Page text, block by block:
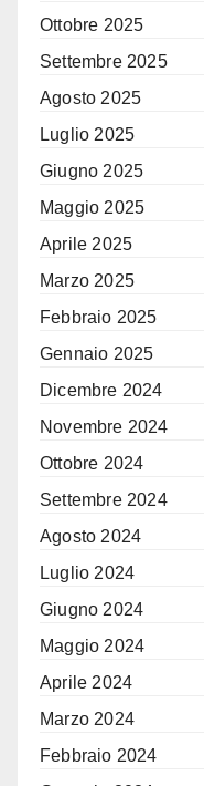
Ottobre 2025
Settembre 2025
Agosto 2025
Luglio 2025
Giugno 2025
Maggio 2025
Aprile 2025
Marzo 2025
Febbraio 2025
Gennaio 2025
Dicembre 2024
Novembre 2024
Ottobre 2024
Settembre 2024
Agosto 2024
Luglio 2024
Giugno 2024
Maggio 2024
Aprile 2024
Marzo 2024
Febbraio 2024